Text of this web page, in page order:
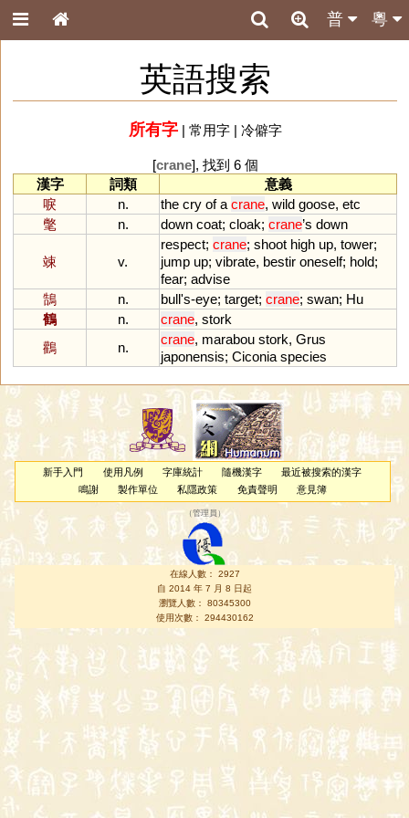
粵
普
英語搜索
所有字| 常用字| 冷僻字
[crane], 找到 6 個
漢字
詞類
意義
唳
n. the cry of a crane, wild goose, etc
氅
n. down coat; cloak; crane’s down
竦 v.
respect; crane; shoot high up, tower;
jump up; vibrate, bestir oneself; hold;
fear; advise
鵠
n. bull's-eye; target; crane; swan; Hu
鶴
n. crane, stork
鸛
n.
crane, marabou stork, Grus
japonensis; Ciconia species
新手入門 使用凡例 字庫統計 隨機漢字
最近被搜索的漢字
鳴謝
製作單位 私隱政策 免責聲明 意見簿
（管理員 ）
在線人數： 2927
自 2014 年 7 月 8 日起
瀏覽人數： 80345300
使用次數： 294430162